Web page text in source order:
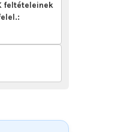
feltételeinek